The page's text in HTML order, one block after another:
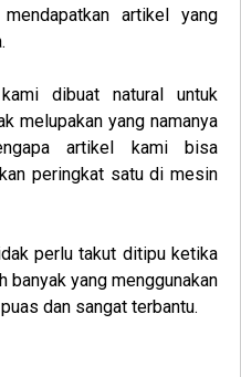
artikel yang
dibuat natural untuk
melupakan yang namanya
artikel kami bisa
peringkat satu di mesin
perlu takut ditipu ketika
banyak yang menggunakan
dan sangat terbantu.